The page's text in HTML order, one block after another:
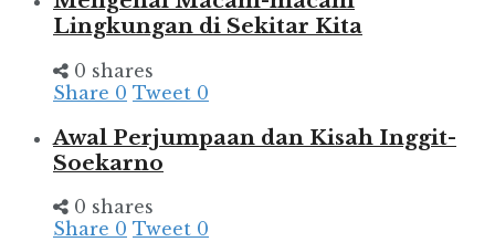
Lingkungan di Sekitar Kita
0 shares
Share 0 Tweet 0
Awal Perjumpaan dan Kisah Inggit-
Soekarno
0 shares
Share 0 Tweet 0